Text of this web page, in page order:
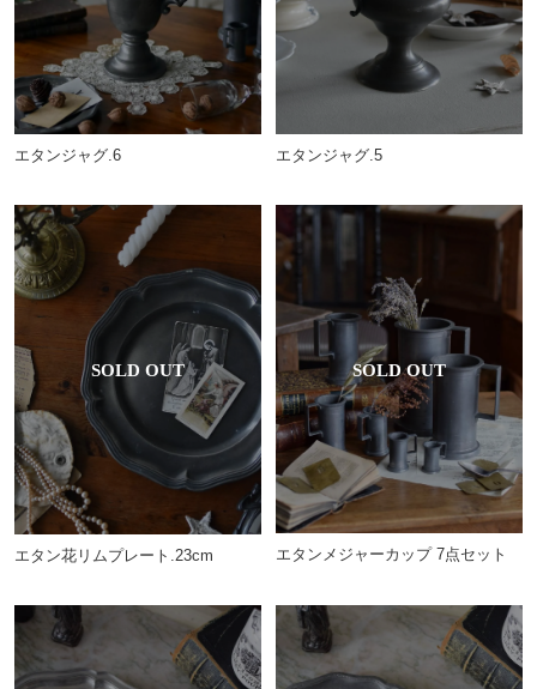
エタンジャグ.6 エタンジャグ.5
エタン花リムプレート.23cm エタンメジャーカップ 7点セット